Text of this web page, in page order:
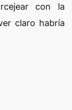
con la
claro habría